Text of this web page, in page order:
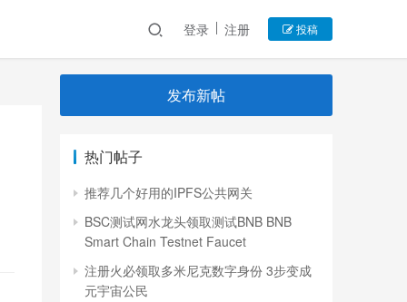
登录 注册 投稿
发布新帖
热门帖子
推荐几个好用的IPFS公共网关
BSC测试网水龙头领取测试BNB BNB
Smart Chain Testnet Faucet
注册火必领取多米尼克数字身份 3步变成
元宇宙公民